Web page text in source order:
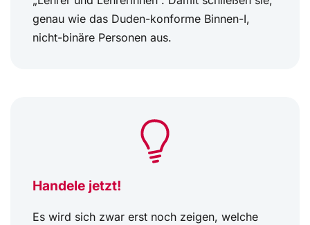
genau wie das Duden-konforme Binnen-I,
nicht-binäre Personen aus.
Handele jetzt!
Es wird sich zwar erst noch zeigen, welche